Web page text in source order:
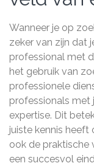
Wanneer je op
zeker van zijn dat
professional met
het gebruik van
professionele
professionals met
expertise. Dit
juiste kennis heeft
ook de praktische
een succesvol